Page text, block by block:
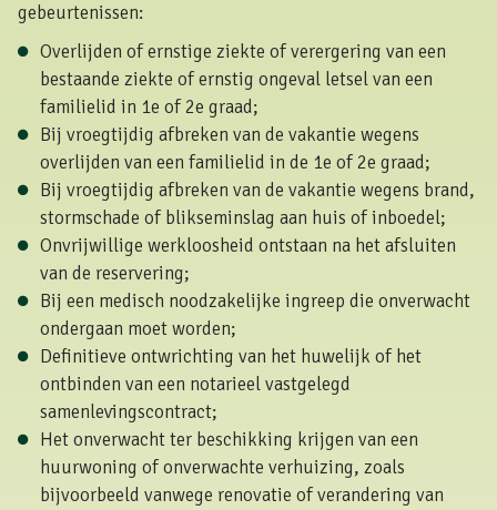
gebeurtenissen:
Overlijden of ernstige ziekte of verergering van een
bestaande ziekte of ernstig ongeval letsel van een
familielid in 1e of 2e graad;
Bij vroegtijdig afbreken van de vakantie wegens
overlijden van een familielid in de 1e of 2e graad;
Bij vroegtijdig afbreken van de vakantie wegens brand,
stormschade of blikseminslag aan huis of inboedel;
Onvrijwillige werkloosheid ontstaan na het afsluiten
van de reservering;
Bij een medisch noodzakelijke ingreep die onverwacht
ondergaan moet worden;
Definitieve ontwrichting van het huwelijk of het
ontbinden van een notarieel vastgelegd
samenlevingscontract;
Het onverwacht ter beschikking krijgen van een
huurwoning of onverwachte verhuizing, zoals
bijvoorbeeld vanwege renovatie of verandering van